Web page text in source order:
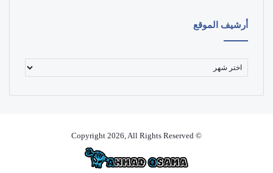
أرشيف الموقع
أرشيف
الموقع
© Copyright 2026, All Rights Reserved